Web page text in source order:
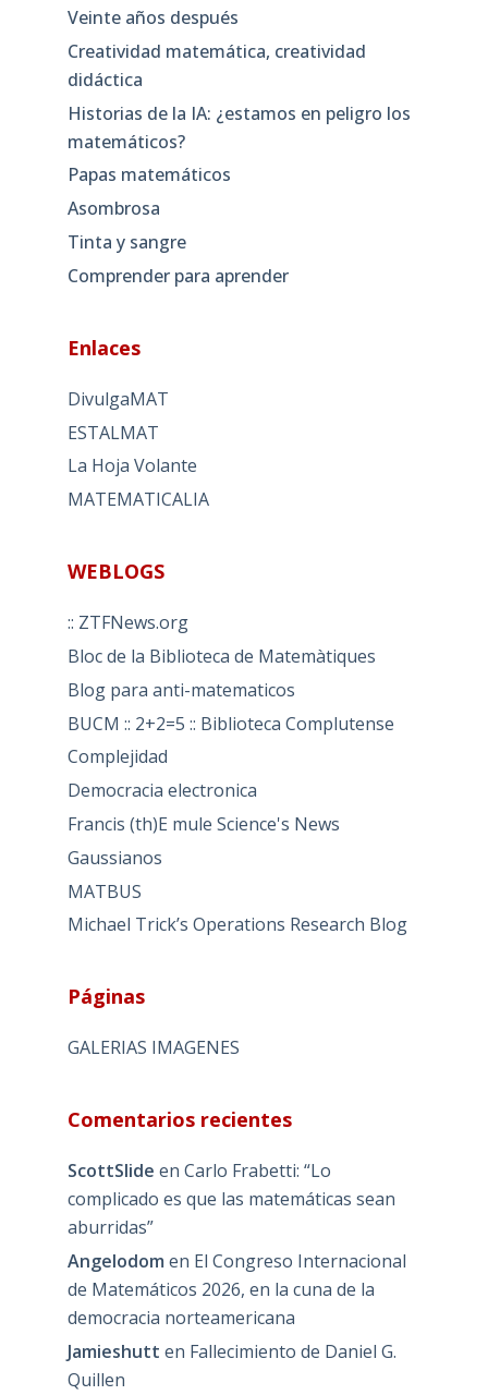
Veinte años después
Creatividad matemática, creatividad
didáctica
Historias de la IA: ¿estamos en peligro los
matemáticos?
Papas matemáticos
Asombrosa
Tinta y sangre
Comprender para aprender
Enlaces
DivulgaMAT
ESTALMAT
La Hoja Volante
MATEMATICALIA
WEBLOGS
:: ZTFNews.org
Bloc de la Biblioteca de Matemàtiques
Blog para anti-matematicos
BUCM :: 2+2=5 :: Biblioteca Complutense
Complejidad
Democracia electronica
Francis (th)E mule Science's News
Gaussianos
MATBUS
Michael Trick’s Operations Research Blog
Páginas
GALERIAS IMAGENES
Comentarios recientes
ScottSlide en Carlo Frabetti: “Lo
complicado es que las matemáticas sean
aburridas”
Angelodom en El Congreso Internacional
de Matemáticos 2026, en la cuna de la
democracia norteamericana
Jamieshutt en Fallecimiento de Daniel G.
Quillen